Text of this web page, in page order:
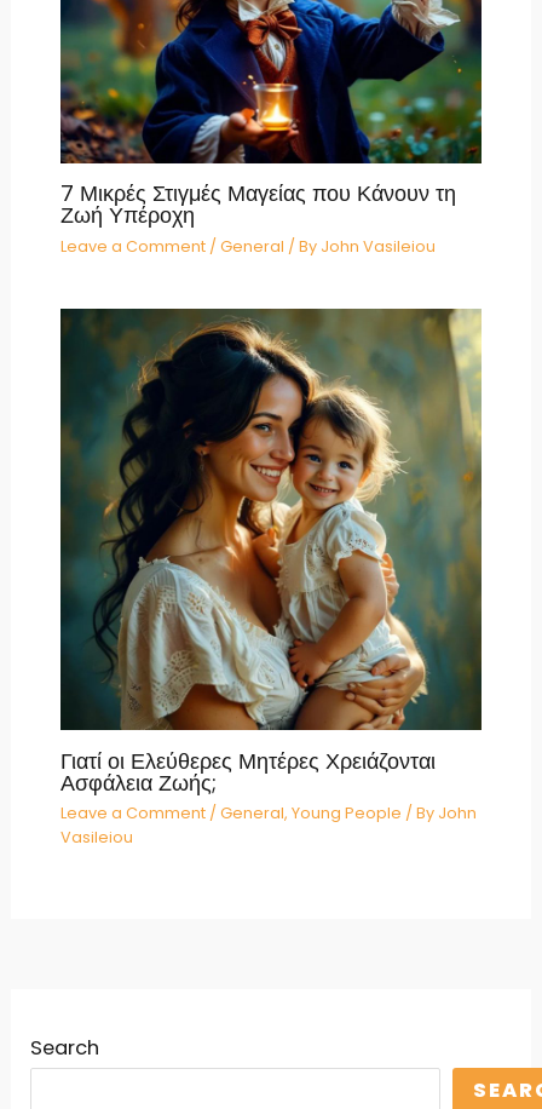
Search
7 Μικρές Στιγμές Μαγείας που Κάνουν τη
Ζωή Υπέροχη
Leave a Comment / General / By John Vasileiou
Γιατί οι Ελεύθερες Μητέρες Χρειάζονται
Ασφάλεια Ζωής;
Leave a Comment / General, Young People / By John
Vasileiou